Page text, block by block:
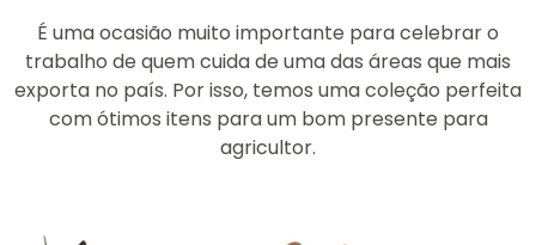
É uma ocasião muito importante para celebrar o
trabalho de quem cuida de uma das áreas que mais
exporta no país. Por isso, temos uma coleção perfeita
com ótimos itens para um bom presente para
agricultor.